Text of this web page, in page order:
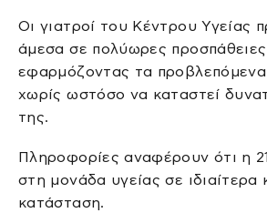
Οι γιατροί του Κέντρου Υγείας
άμεσα σε πολύωρες
εφαρμόζοντας τα
χωρίς ωστόσο να καταστεί
της.
Πληροφορίες αναφέρουν ότι η
στη μονάδα υγείας σε ιδιαίτερα
κατάσταση.